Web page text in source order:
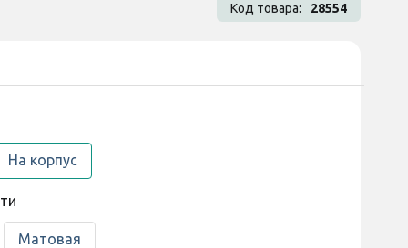
Код товара: 28554
На корпус
Матовая